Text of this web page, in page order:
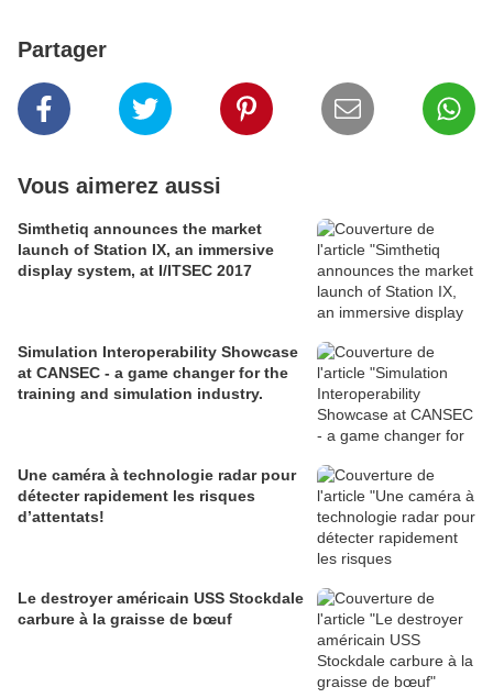
Partager
Vous aimerez aussi
Simthetiq announces the market
launch of Station IX, an immersive
display system, at I/ITSEC 2017
Simulation Interoperability Showcase
at CANSEC - a game changer for the
training and simulation industry.
Une caméra à technologie radar pour
détecter rapidement les risques
d’attentats!
Le destroyer américain USS Stockdale
carbure à la graisse de bœuf